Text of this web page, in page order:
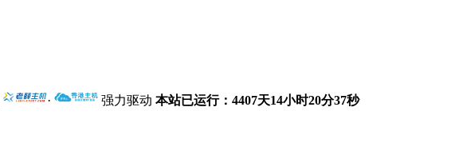
· 强力驱动 本站已运行：4407天14小时20分37秒